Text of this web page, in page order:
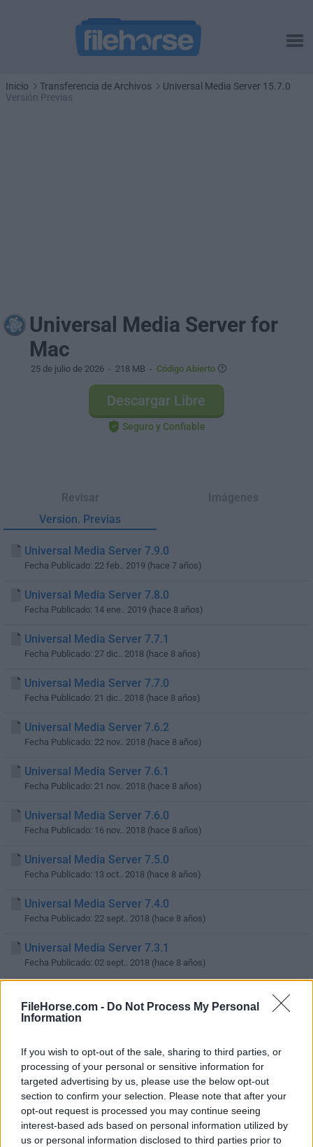
FileHorse.com - Do Not Process My Personal
Information
If you wish to opt-out of the sale, sharing to third parties, or
processing of your personal or sensitive information for
targeted advertising by us, please use the below opt-out
section to confirm your selection. Please note that after your
opt-out request is processed you may continue seeing
interest-based ads based on personal information utilized by
us or personal information disclosed to third parties prior to
Inicio Transferencia de Archivos
Universal Media Server 15.7.0
Versión Previas
Universal Media Server for
Mac
25 de julio de 2026 - 218 MB - Código Abierto
Descargar Libre
Seguro y Confiable
Revisar
Imágenes
Version. Previas
Universal Media Server 7.9.0
Fecha Publicado: 22 feb.. 2019 (hace 7 años)
Universal Media Server 7.8.0
Fecha Publicado: 14 ene.. 2019 (hace 8 años)
Universal Media Server 7.7.1
Fecha Publicado: 27 dic.. 2018 (hace 8 años)
Universal Media Server 7.7.0
Fecha Publicado: 21 dic.. 2018 (hace 8 años)
Universal Media Server 7.6.2
Fecha Publicado: 22 nov.. 2018 (hace 8 años)
Universal Media Server 7.6.1
Fecha Publicado: 21 nov.. 2018 (hace 8 años)
Universal Media Server 7.6.0
Fecha Publicado: 16 nov.. 2018 (hace 8 años)
Universal Media Server 7.5.0
Fecha Publicado: 13 oct.. 2018 (hace 8 años)
Universal Media Server 7.4.0
Fecha Publicado: 22 sept.. 2018 (hace 8 años)
Universal Media Server 7.3.1
Fecha Publicado: 02 sept.. 2018 (hace 8 años)
Fecha Publicado: 13 ago.. 2018 (hace 8 años)
Fecha Publicado: 29 jul.. 2018 (hace 8 años)
Universal Media Server 7.2.0
Fecha Publicado: 27 jul.. 2018 (hace 8 años)
Universal Media Server 7.1.0
Fecha Publicado: 16 jun.. 2018 (hace 8 años)